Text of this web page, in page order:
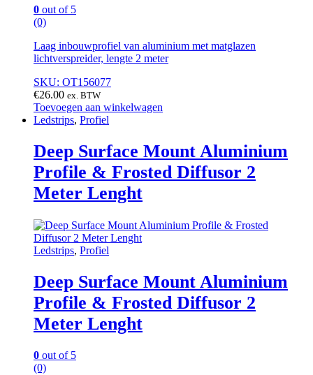
0 out of 5
(0)
Laag inbouwprofiel van aluminium met matglazen
lichtverspreider, lengte 2 meter
SKU: OT156077
€26.00 ex. BTW
Toevoegen aan winkelwagen
Ledstrips, Profiel
Deep Surface Mount Aluminium
Profile & Frosted Diffusor 2
Meter Lenght
Ledstrips, Profiel
Deep Surface Mount Aluminium
Profile & Frosted Diffusor 2
Meter Lenght
0 out of 5
(0)